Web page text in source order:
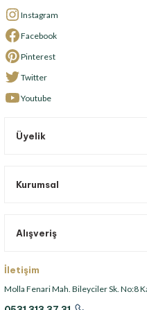
Instagram
Facebook
Pinterest
Twitter
Youtube
Üyelik
Kurumsal
Alışveriş
İletişim
Molla Fenari Mah. Bileyciler Sk. No:8